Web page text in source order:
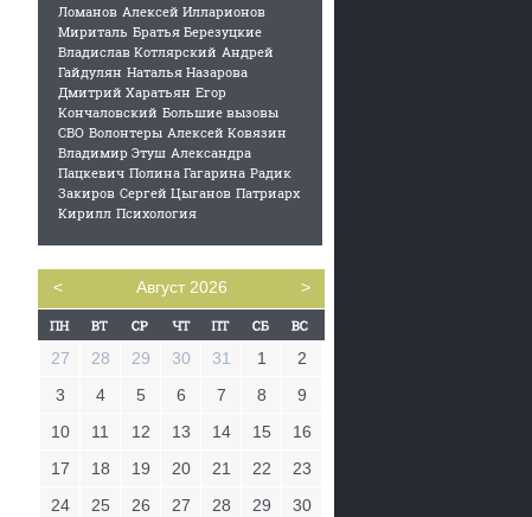
Ломанов Алексей Илларионов
Мириталь Братья Березуцкие
Владислав Котлярский Андрей
Гайдулян Наталья Назарова
Дмитрий Харатьян Егор
Кончаловский Большие вызовы
СВО Волонтеры Алексей Ковязин
Владимир Этуш Александра
Пацкевич Полина Гагарина Радик
Закиров Сергей Цыганов Патриарх
Кирилл Психология
< Август 2026 >
27 28 29 30 31 1
2
3
4 5 6 7 8
9
10
11 12 13 14 15
16
17
18 19 20 21 22
23
24
25 26 27 28 29
30